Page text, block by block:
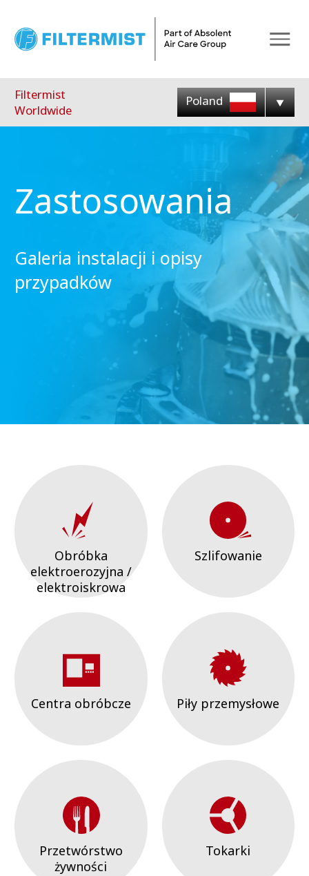
Filtermist
Worldwide
Poland
Zastosowania
Galeria instalacji i opisy
przypadków
Obróbka
elektroerozyjna /
elektroiskrowa
Szlifowanie
Centra obróbcze Piły przemysłowe
Przetwórstwo
żywności
Tokarki